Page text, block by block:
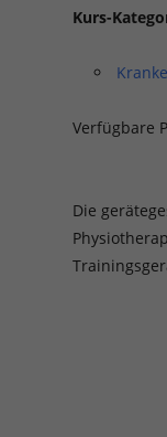
Kurs-
Verfügbare
Die